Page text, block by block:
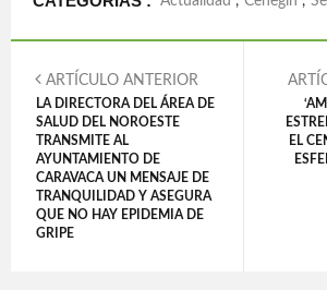
ARTÍCULO ANTERIOR
LA DIRECTORA DEL ÁREA DE
SALUD DEL NOROESTE
TRANSMITE AL
AYUNTAMIENTO DE
CARAVACA UN MENSAJE DE
TRANQUILIDAD Y ASEGURA
QUE NO HAY EPIDEMIA DE
GRIPE
EL